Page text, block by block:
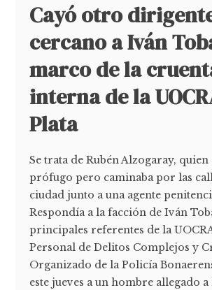
Cayó otro
cercano a Iván
marco de la
interna de la
Plata
Se trata de Rubén Alzogaray, quien
prófugo pero caminaba por las
ciudad junto a una agente
Respondía a la facción de Iván
principales referentes de la
Personal de Delitos Complejos y
Organizado de la Policía
este jueves a un hombre allegado